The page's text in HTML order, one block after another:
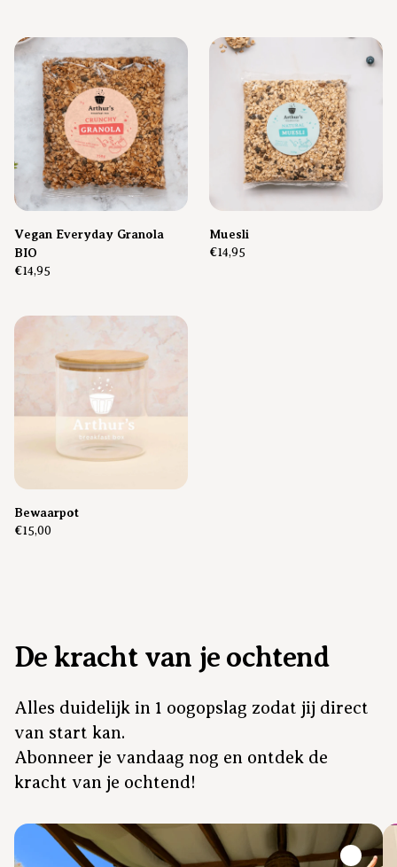
Vegan Everyday Granola
BIO
€14,95
Muesli
€14,95
Bewaarpot
€15,00
De kracht van je ochtend
Alles duidelijk in 1 oogopslag zodat jij direct
van start kan.
Abonneer je vandaag nog en ontdek de
kracht van je ochtend!